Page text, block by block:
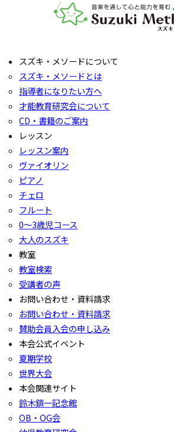
音楽教室スズキ・メソード | 公
スズキ・メソードについて
スズキ・メソードとは
指導者になりたい方へ
才能教育研究会について
CD・書籍のご案内
レッスン
レッスン案内
ヴァイオリン
ピアノ
チェロ
フルート
0〜3歳児コース
大人のスズキ
教室
教室検索
受講者の声
お問い合わせ・資料請求
お問い合わせ・資料請求
賛助会員入会の申し込み
本会公式イベント
夏期学校
世界大会
本会関連サイト
鈴木鎮一記念館
OB・OG会